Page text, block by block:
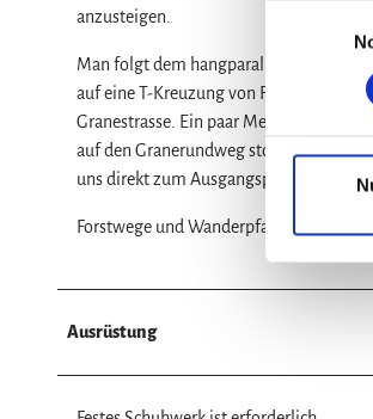
w
i
l
l
u
anzusteigen.
Man folgt dem hangparallelen
auf eine T-Kreuzung von Forstwegen
Granestrasse. Ein paar Meter
auf den Granerundweg stoßen. Ihm
uns direkt zum Ausgangspunkt zurück
Forstwege und Wanderpfade
Ausrüstung